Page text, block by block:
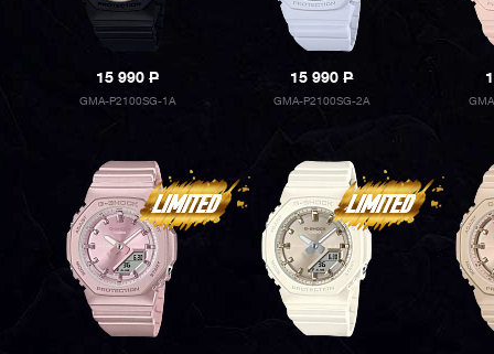
15 990P
GMA-P2100SG-1A
15 990P
GMA-P2100SG-2A